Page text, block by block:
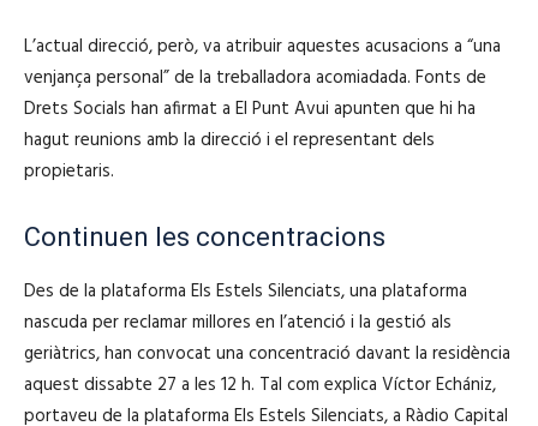
L’actual direcció, però, va atribuir aquestes acusacions a “una
venjança personal” de la treballadora acomiadada. Fonts de
Drets Socials han afirmat a El Punt Avui apunten que hi ha
hagut reunions amb la direcció i el representant dels
propietaris.
Continuen les concentracions
Des de la plataforma Els Estels Silenciats, una plataforma
nascuda per reclamar millores en l’atenció i la gestió als
geriàtrics, han convocat una concentració davant la residència
aquest dissabte 27 a les 12 h. Tal com explica Víctor Echániz,
portaveu de la plataforma Els Estels Silenciats, a Ràdio Capital